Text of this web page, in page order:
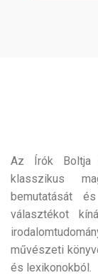
Az Írók Boltja
klasszikus
bemutatását
választékot
művészeti
és lexikonokból.